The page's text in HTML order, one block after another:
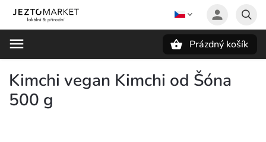
Prázdný košík
Kimchi vegan Kimchi od Šóna
500 g